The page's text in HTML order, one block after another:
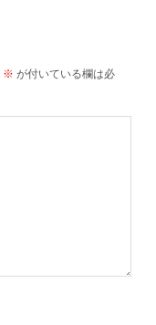
※ が付いている欄は必